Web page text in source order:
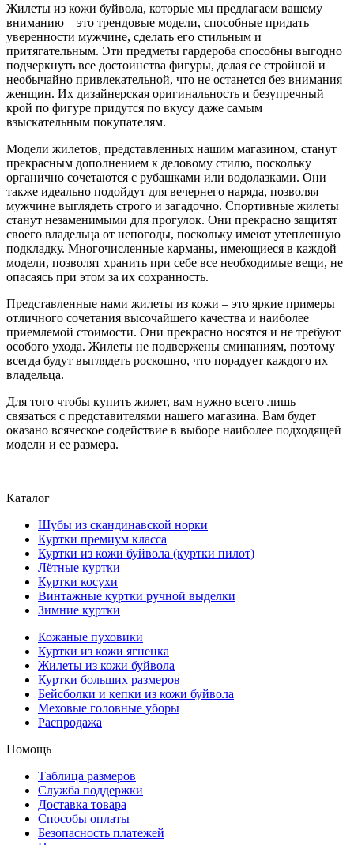
Жилеты из кожи буйвола, которые мы предлагаем вашему
вниманию – это трендовые модели, способные придать
уверенности мужчине, сделать его стильным и
притягательным. Эти предметы гардероба способны выгодно
подчеркнуть все достоинства фигуры, делая ее стройной и
необычайно привлекательной, что не останется без внимания
женщин. Их дизайнерская оригинальность и безупречный
крой по фигуре придутся по вкусу даже самым
взыскательным покупателям.
Модели жилетов, представленных нашим магазином, станут
прекрасным дополнением к деловому стилю, поскольку
органично сочетаются с рубашками или водолазками. Они
также идеально подойдут для вечернего наряда, позволяя
мужчине выглядеть строго и загадочно. Спортивные жилеты
станут незаменимыми для прогулок. Они прекрасно защитят
своего владельца от непогоды, поскольку имеют утепленную
подкладку. Многочисленные карманы, имеющиеся в каждой
модели, позволят хранить при себе все необходимые вещи, не
опасаясь при этом за их сохранность.
Представленные нами жилеты из кожи – это яркие примеры
отличного сочетания высочайшего качества и наиболее
приемлемой стоимости. Они прекрасно носятся и не требуют
особого ухода. Жилеты не подвержены сминаниям, поэтому
всегда будут выглядеть роскошно, что порадует каждого их
владельца.
Для того чтобы купить жилет, вам нужно всего лишь
связаться с представителями нашего магазина. Вам будет
оказано всяческое содействие в выборе наиболее подходящей
модели и ее размера.
Каталог
Шубы из скандинавской норки
Куртки премиум класса
Куртки из кожи буйвола (куртки пилот)
Лётные куртки
Куртки косухи
Винтажные куртки ручной выделки
Зимние куртки
Кожаные пуховики
Куртки из кожи ягненка
Жилеты из кожи буйвола
Куртки больших размеров
Бейсболки и кепки из кожи буйвола
Меховые головные уборы
Распродажа
Помощь
Таблица размеров
Служба поддержки
Доставка товара
Способы оплаты
Безопасность платежей